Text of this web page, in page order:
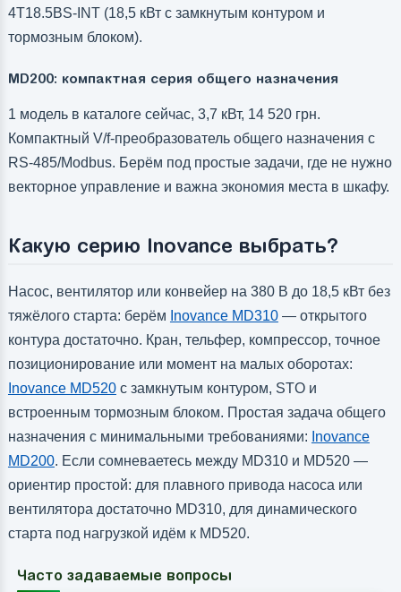
4T18.5BS-INT (18,5 кВт с замкнутым контуром и
тормозным блоком).
MD200: компактная серия общего назначения
1 модель в каталоге сейчас, 3,7 кВт, 14 520 грн.
Компактный V/f-преобразователь общего назначения с
RS-485/Modbus. Берём под простые задачи, где не нужно
векторное управление и важна экономия места в шкафу.
Какую серию Inovance выбрать?
Насос, вентилятор или конвейер на 380 В до 18,5 кВт без
тяжёлого старта: берём Inovance MD310— открытого
контура достаточно. Кран, тельфер, компрессор, точное
позиционирование или момент на малых оборотах:
Inovance MD520с замкнутым контуром, STO и
встроенным тормозным блоком. Простая задача общего
назначения с минимальными требованиями: Inovance
MD200. Если сомневаетесь между MD310 и MD520 —
ориентир простой: для плавного привода насоса или
вентилятора достаточно MD310, для динамического
старта под нагрузкой идём к MD520.
Часто задаваемые вопросы